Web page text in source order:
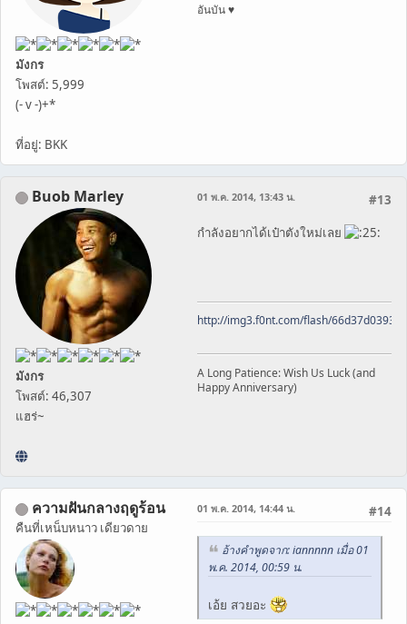
มังกร
โพสต์: 5,999
(- v -)+*
ที่อยู่: BKK
อันบัน ♥
Buob Marley
มังกร
โพสต์: 46,307
แฮร่~
#13
01 พ.ค. 2014, 13:43 น.
กำลังอยากได้เป๋าตังใหม่เลย
http://img3.f0nt.com/flash/
A Long Patience: Wish Us Luck (and
Happy Anniversary)
ความฝันกลางฤดูร้อน
คืนที่เหน็บหนาว เดียวดาย
#14
01 พ.ค. 2014, 14:44 น.
อ้างคำพูดจาก: iannnnn เมื่อ 01
พ.ค. 2014, 00:59 น.
เอ้ย สวยอะ